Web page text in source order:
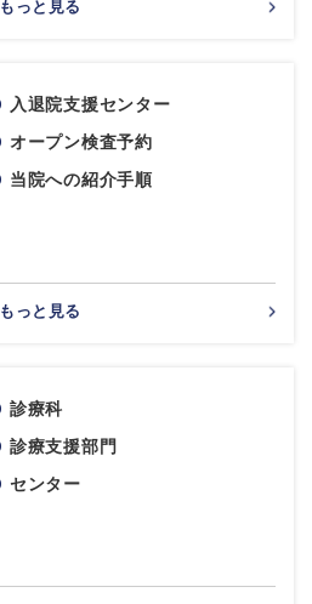
もっと見る
入退院支援センター
オープン検査予約
当院への紹介手順
もっと見る
診療科
診療支援部門
センター